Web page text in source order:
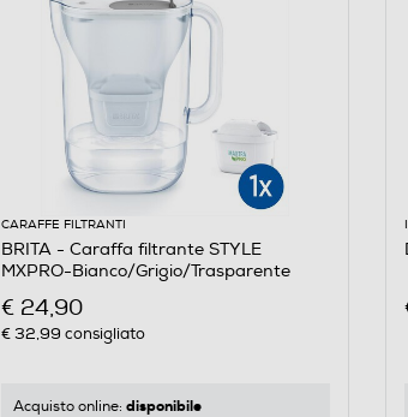
CARAFFE FILTRANTI
BRITA - Caraffa filtrante STYLE
MXPRO-Bianco/Grigio/Trasparente
€ 24,90
€ 32,99 consigliato
Acquisto online: disponibile